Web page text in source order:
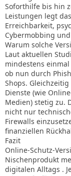
Soforthilfe bis hin
Leistungen legt
Erreichbarkeit,
Cybermobbing
Warum solche
Laut aktuellen
mindestens
ob nun durch
Shops.
Dienste (wie
Medien) stetig zu.
nicht nur
Firewalls
finanziellen
Fazit
Online-Schutz-
Nischenprodukt
digitalen Alltags .